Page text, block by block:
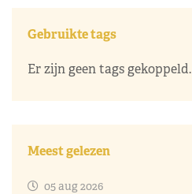
Gebruikte tags
Er zijn geen tags gekoppeld.
Meest gelezen
05 aug 2026